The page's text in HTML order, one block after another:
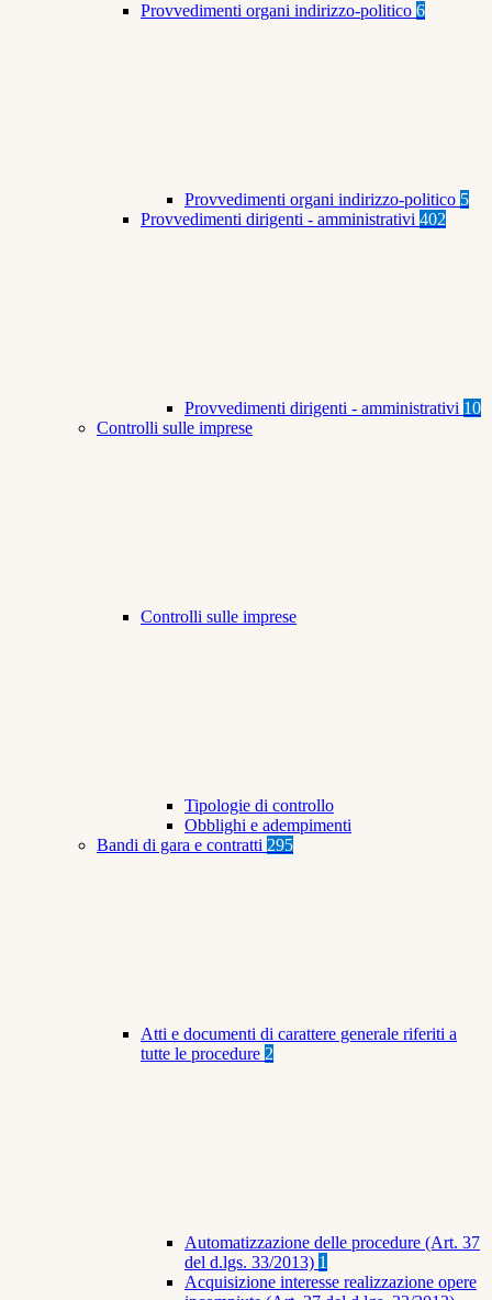
Provvedimenti organi indirizzo-politico 6
Provvedimenti organi indirizzo-politico 5
Provvedimenti dirigenti - amministrativi 402
Provvedimenti dirigenti - amministrativi 10
Controlli sulle imprese
Controlli sulle imprese
Tipologie di controllo
Obblighi e adempimenti
Bandi di gara e contratti 295
Atti e documenti di carattere generale riferiti a
tutte le procedure 2
Automatizzazione delle procedure (Art. 37
del d.lgs. 33/2013) 1
Acquisizione interesse realizzazione opere